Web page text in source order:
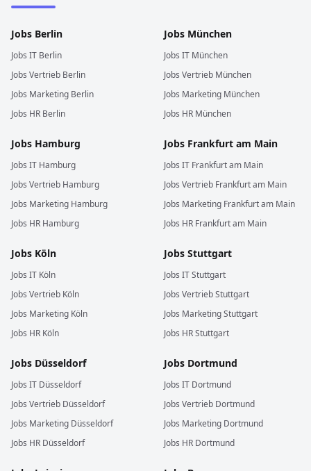
Jobs Berlin
Jobs IT Berlin
Jobs Vertrieb Berlin
Jobs Marketing Berlin
Jobs HR Berlin
Jobs München
Jobs IT München
Jobs Vertrieb München
Jobs Marketing München
Jobs HR München
Jobs Hamburg
Jobs IT Hamburg
Jobs Vertrieb Hamburg
Jobs Marketing Hamburg
Jobs HR Hamburg
Jobs Frankfurt am Main
Jobs IT Frankfurt am Main
Jobs Vertrieb Frankfurt am Main
Jobs Marketing Frankfurt am Main
Jobs HR Frankfurt am Main
Jobs Köln
Jobs IT Köln
Jobs Vertrieb Köln
Jobs Marketing Köln
Jobs HR Köln
Jobs Stuttgart
Jobs ITStuttgart
Jobs VertriebStuttgart
Jobs MarketingStuttgart
Jobs HRStuttgart
Jobs Düsseldorf
Jobs IT Düsseldorf
Jobs Vertrieb Düsseldorf
Jobs Marketing Düsseldorf
Jobs HR Düsseldorf
Jobs Dortmund
Jobs IT Dortmund
Jobs Vertrieb Dortmund
Jobs Marketing Dortmund
Jobs HR Dortmund